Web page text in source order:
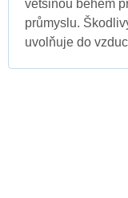
většinou během
průmyslu.
uvolňuje do